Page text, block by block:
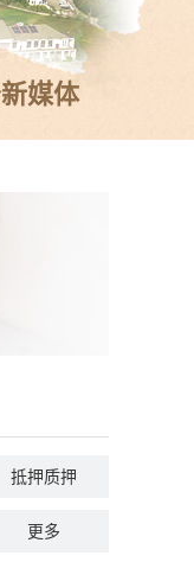
媒体
抵押质押
消费维权
更多